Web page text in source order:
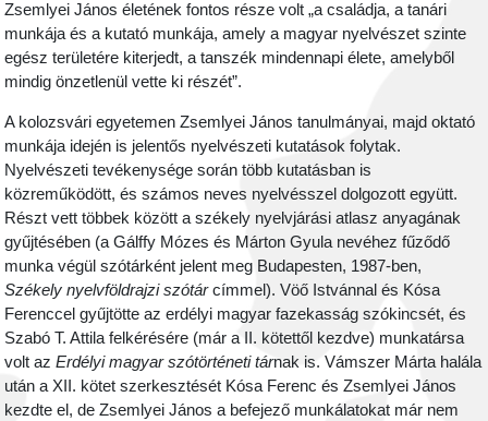
Zsemlyei János életének fontos része volt „a családja, a tanári
munkája és a kutató munkája, amely a magyar nyelvészet szinte
egész területére kiterjedt, a tanszék mindennapi élete, amelyből
mindig önzetlenül vette ki részét”.
A kolozsvári egyetemen Zsemlyei János tanulmányai, majd oktató
munkája idején is jelentős nyelvészeti kutatások folytak.
Nyelvészeti tevékenysége során több kutatásban is
közreműködött, és számos neves nyelvésszel dolgozott együtt.
Részt vett többek között a székely nyelvjárási atlasz anyagának
gyűjtésében (a Gálffy Mózes és Márton Gyula nevéhez fűződő
munka végül szótárként jelent meg Budapesten, 1987-ben,
Székely nyelvföldrajzi szótárcímmel). Vöő Istvánnal és Kósa
Ferenccel gyűjtötte az erdélyi magyar fazekasság szókincsét, és
Szabó T. Attila felkérésére (már a II. kötettől kezdve) munkatársa
volt azErdélyi magyar szótörténeti tárnak is. Vámszer Márta halála
után a XII. kötet szerkesztését Kósa Ferenc és Zsemlyei János
kezdte el, de Zsemlyei János a befejező munkálatokat már nem